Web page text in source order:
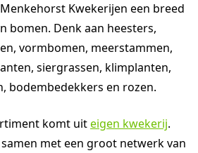
Kwekerijen een breed
bomen. Denk aan heesters,
vormbomen, meerstammen,
siergrassen, klimplanten,
bodembedekkers en rozen.
komt uiteigen kwekerij.
met een groot netwerk van